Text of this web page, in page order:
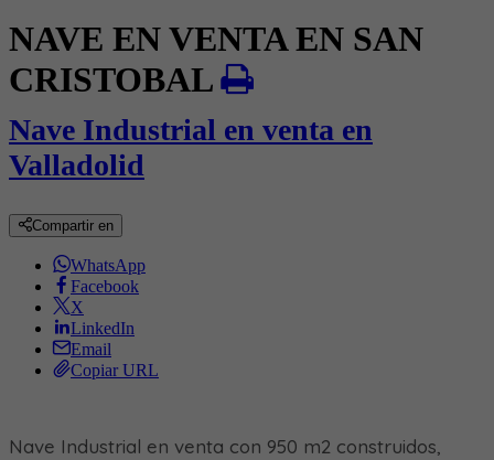
NAVE EN VENTA EN SAN
CRISTOBAL
Nave Industrial en venta en
Valladolid
Compartir en
WhatsApp
Facebook
X
LinkedIn
Email
Copiar URL
Nave Industrial en venta con 950 m2 construidos,